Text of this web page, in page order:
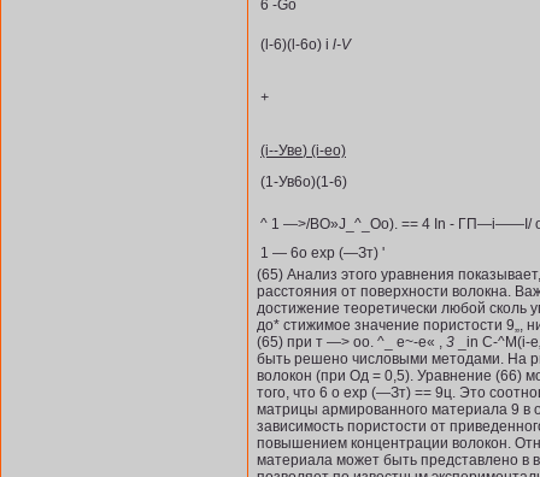
6 -Go
(l-6)(l-6o) i l-V
+
(i--Уве) (i-eo)
(1-Ув6о)(1-6)
^ 1 —>/BO»J_^_Oo). == 4 In - ГП—i——I/
1 — 6o ехр (—Зт) '
(65) Анализ этого уравнения
расстояния от поверхности волокна.
достижение теорети­чески любой сколь
до* стижимое значение пористости 9„,
(65) при т —> оо. ^_ е~-е« , 3 _in C-^M(i-
быть решено числовыми методами. На
волокон (при Од = 0,5). Уравнение (66)
того, что 6 о ехр (—Зт) == 9ц. Это
матрицы арми­рованного материала 9 в
зависимость пористости от
повышением концентрации волокон.
материала мо­жет быть представлено в